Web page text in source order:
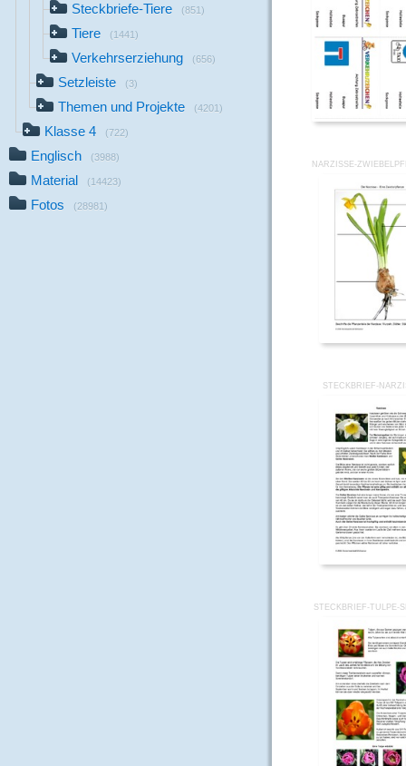
Steckbriefe-Tiere (851)
Tiere (1441)
Verkehrserziehung (656)
Setzleiste (3)
Themen und Projekte (4201)
Klasse 4 (722)
Englisch (3988)
Material (14423)
Fotos (28981)
NARZISSE-
STECKBRIEF-
STECKBRIEF-TULPE-